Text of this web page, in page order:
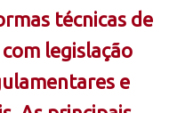
técnicas de
legislação
e